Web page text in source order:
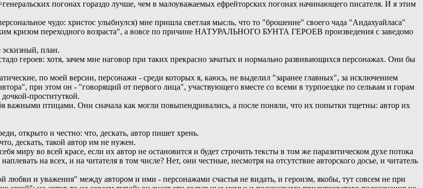
погонах гораздо лучше, чем в малоуважаемых ефрейторских погонах начинающего писателя. И я этим
чудо: христос улыбнулся) мне пришла светлая мысль, что то "брошение" своего чада "Андахуайласа"
кризом переходного возраста", а вовсе по причине НАТУРАЛЬНОГО БУНТА ГЕРОЕВ произведения с заведомо
эскизный, план.
героев: хотя, зачем мне наговор при таких прекрасно зачатых и нормально развивающихся персонажах. Они бы
по моей версии, персонажи - среди которых я, каюсь, не выделил "заранее главных", за исключением
при этом он - "говорящий от первого лица", участвующего вместе со всеми в турпоездке по сельвам и горам
проституткой.
важными птицами. Они сначала как могли повыпендривались, а после поняли, что их попытки тщетны: автор их
открыто и честно: что, дескать, автор пишет хрень.
дескать, такой автор им не нужен.
миру во всей красе, если их автор не остановится и будет строчить тексты в том же паразитическом духе потока
на всех, и на читателя в том числе? Нет, они честные, несмотря на отсутствие авторского досье, и читатель
любви и уважения" между автором и ими - персонажами счастья не видать, и героизм, якобы, тут совсем не при